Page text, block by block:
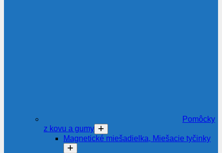
Pomôcky
z kovu a gumy
Magnetické miešadielka, Miešacie tyčinky